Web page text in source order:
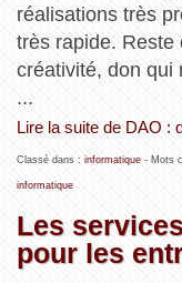
réalisations très
très rapide. Reste
créativité, don qui
...
Lire la suite de DAO :
Classé dans : informatique- Mots
informatique
Les
pour les